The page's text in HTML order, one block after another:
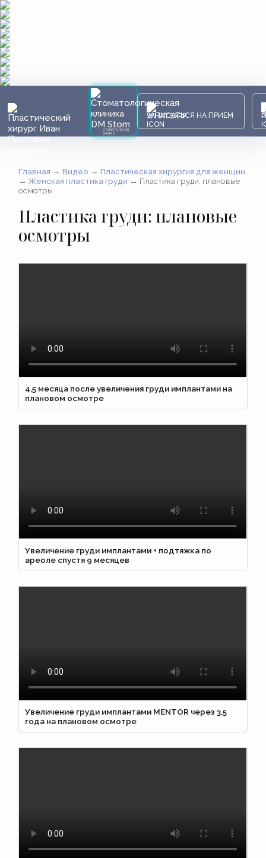
СТОМАТОЛОГИЯ
DAMAS
ЗАПИСАТЬСЯ НА ПРИЕМ
Главная →Видео →Пластическая хирургия для женщин
→Женская пластика груди → Пластика груди: плановые
осмотры
Пластика груди: плановые
осмотры
4,5 месяца после увеличения груди имплантами на
плановом осмотре
Увеличение груди имплантами + подтяжка по
ареоле спустя 9 месяцев
Увеличение груди имплантами MENTOR через 3,5
года на плановом осмотре